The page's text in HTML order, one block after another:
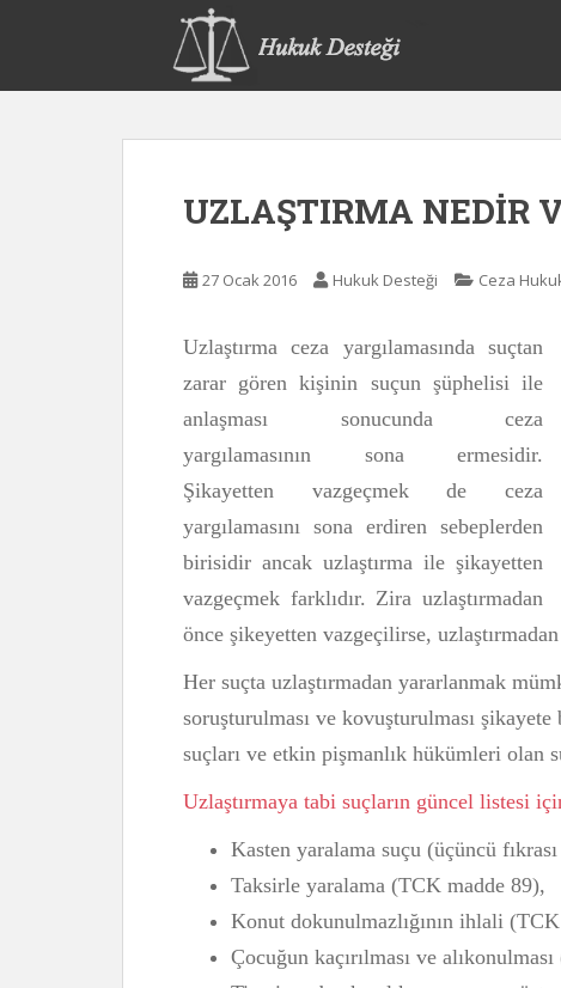
p
UZLAŞTIRMA NEDİR
27 Ocak 2016 Hukuk Desteği Ceza
Uzlaştırma ceza yargılamasında suçtan
zarar gören kişinin suçun şüphelisi ile
anlaşması sonucunda ceza
yargılamasının sona ermesidir.
Şikayetten vazgeçmek de ceza
yargılamasını sona erdiren sebeplerden
birisidir ancak uzlaştırma ile şikayetten
vazgeçmek farklıdır. Zira uzlaştırmadan
önce şikeyetten vazgeçilirse,
Her suçta uzlaştırmadan yararlanmak
soruşturulması ve kovuşturulması şikayete
suçları ve etkin pişmanlık hükümleri olan
Uzlaştırmaya tabi suçların güncel listesi
Kasten yaralama suçu (üçüncü
Taksirle yaralama (TCK madde 89),
Konut dokunulmazlığının ihlali
Çocuğun kaçırılması ve